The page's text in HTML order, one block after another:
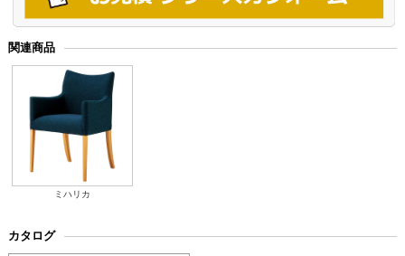
関連商品
ミハリカ
カタログ